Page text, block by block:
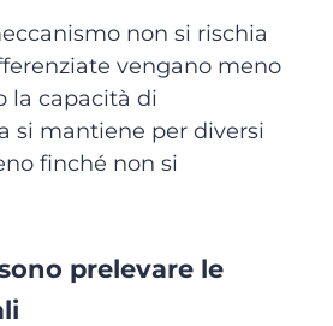
non si rischia
vengano meno
la capacità di
si mantiene per diversi
finché non si
prelevare le